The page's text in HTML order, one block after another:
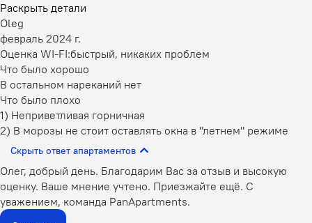
Раскрыть детали
Oleg
февраль 2024 г.
Оценка WI-FI:быстрый, никаких проблем
Что было хорошо
В остальном нареканий нет
Что было плохо
1) Неприветливая горничная
2) В морозы не стоит оставлять окна в "летнем" режиме
Скрыть ответ апартаментов
Олег, добрый день. Благодарим Вас за отзыв и высокую
оценку. Ваше мнение учтено. Приезжайте ещё. С
уважением, команда PanApartments.